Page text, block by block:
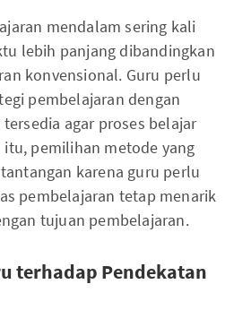
mendalam sering kali
lebih panjang dibandingkan
konvensional. Guru perlu
pembelajaran dengan
agar proses belajar
pemilihan metode yang
karena guru perlu
pembelajaran tetap menarik
tujuan pembelajaran.
terhadap Pendekatan